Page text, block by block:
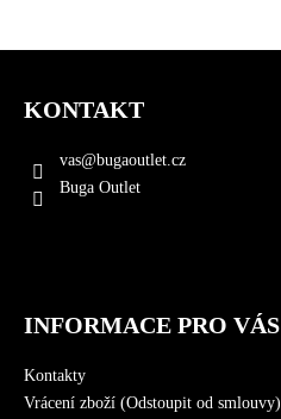
Z
KONTAKT
vas@bugaoutlet.cz
Buga Outlet
INFORMACE PRO VÁS
Kontakty
Vrácení zboží (Odstoupit od smlouvy)